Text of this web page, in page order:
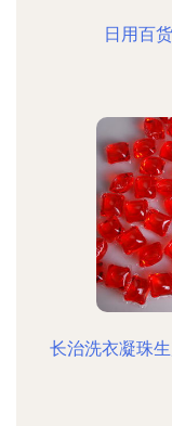
日用百
长治洗衣凝珠